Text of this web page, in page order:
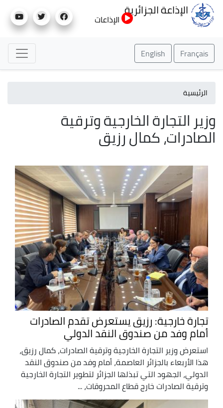
إلى
الإذاعة الجزائرية
الإذاعات
Français
English
الرئيسية
وزير التجارة الخارجية وترقية
الصادرات، كمال رزيق
تجارة خارجية: رزيق يستعرض تقدم الصادرات
أمام وفد من صندوق النقد الدولي
استعرض وزير التجارة الخارجية وترقية الصادرات، كمال رزيق،
هذا الأربعاء بالجزائر العاصمة، أمام وفد من صندوق النقد
الدولي، الجهود التي تبذلها الجزائر لتطوير التجارة الخارجية
وترقية الصادرات خارج قطاع المحروقات، ...